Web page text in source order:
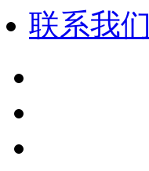
联系我们